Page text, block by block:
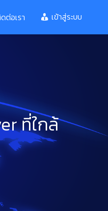
ต่อเรา เข้าสู่ระบบ
ที่ใกล้